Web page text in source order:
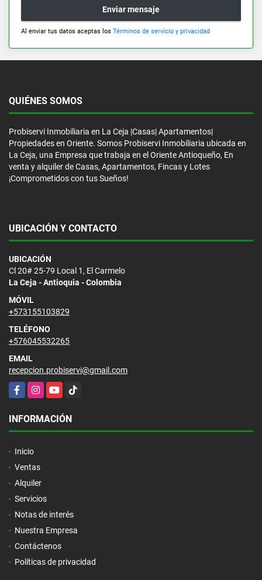
Enviar mensaje
Al enviar tus datos aceptas los Términos de servicio y privacidad
QUIÉNES SOMOS
Probiservi Inmobiliaria en La Ceja |Casas| Apartamentos|
Propiedades en Oriente. Somos Probiservi Inmobiliaria ubicada en
La Ceja, una Empresa que trabaja en el Oriente Antioqueño, En
venta y alquiler de Casas, Apartamentos, Fincas y Lotes
¡Comprometidos con tus Sueños!
UBICACIÓN Y CONTACTO
UBICACIÓN
Cl 20# 25-79 Local 1, El Carmelo
La Ceja - Antioquia - Colombia
MÓVIL
+573155103829
TELÉFONO
+576045532265
EMAIL
recepcion.probiservi@gmail.com
FacebookInstagramYouTubeTikTok
INFORMACIÓN
Inicio
Ventas
Alquiler
Servicios
Notas de interés
Nuestra Empresa
Contáctenos
Políticas de privacidad